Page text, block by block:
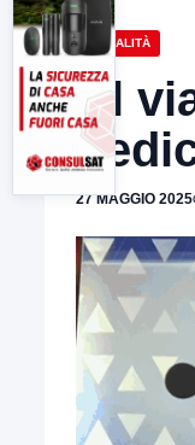
ATTUALITÀ
Al
27 MAGGIO 2025